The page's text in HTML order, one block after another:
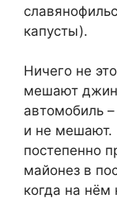
капусты).
Ничего не
мешают
автомобиль
и не мешают.
постепенно
майонез в
когда на нём